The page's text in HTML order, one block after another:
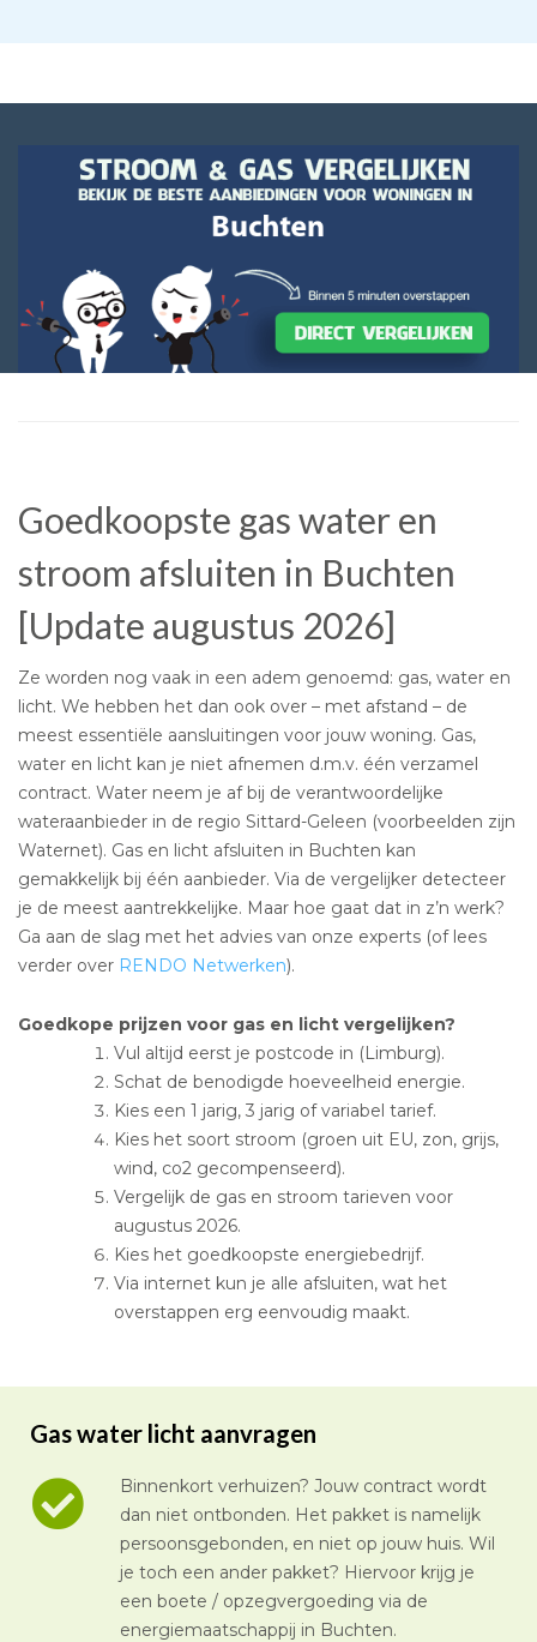
Goedkoopste gas water en
stroom afsluiten in Buchten
[Update augustus 2026]
Ze worden nog vaak in een adem genoemd: gas, water en
licht. We hebben het dan ook over – met afstand – de
meest essentiële aansluitingen voor jouw woning. Gas,
water en licht kan je niet afnemen d.m.v. één verzamel
contract. Water neem je af bij de verantwoordelijke
wateraanbieder in de regio Sittard-Geleen (voorbeelden zijn
Waternet). Gas en licht afsluiten in Buchten kan
gemakkelijk bij één aanbieder. Via de vergelijker detecteer
je de meest aantrekkelijke. Maar hoe gaat dat in z’n werk?
Ga aan de slag met het advies van onze experts (of lees
verder over RENDO Netwerken).
Goedkope prijzen voor gas en licht vergelijken?
Vul altijd eerst je postcode in (Limburg).
Schat de benodigde hoeveelheid energie.
Kies een 1 jarig, 3 jarig of variabel tarief.
Kies het soort stroom (groen uit EU, zon, grijs,
wind, co2 gecompenseerd).
Vergelijk de gas en stroom tarieven voor
augustus 2026.
Kies het goedkoopste energiebedrijf.
Via internet kun je alle afsluiten, wat het
overstappen erg eenvoudig maakt.
Gas water licht aanvragen
Binnenkort verhuizen? Jouw contract wordt
dan niet ontbonden. Het pakket is namelijk
persoonsgebonden, en niet op jouw huis. Wil
je toch een ander pakket? Hiervoor krijg je
een boete / opzegvergoeding via de
energiemaatschappij in Buchten.